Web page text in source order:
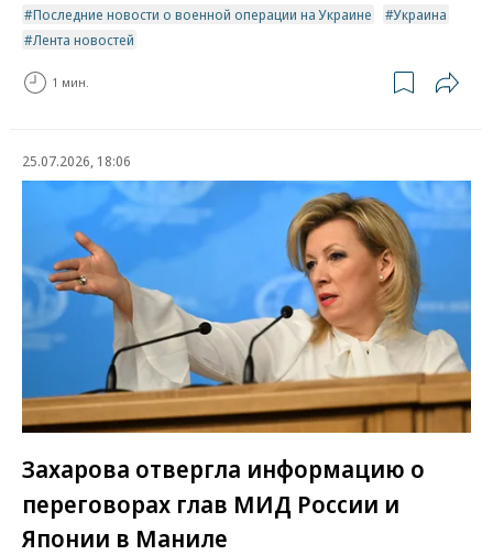
Последние новости о военной операции на Украине
Украина
Лента новостей
1 мин.
25.07.2026, 18:06
Захарова отвергла информацию о
переговорах глав МИД России и
Японии в Маниле